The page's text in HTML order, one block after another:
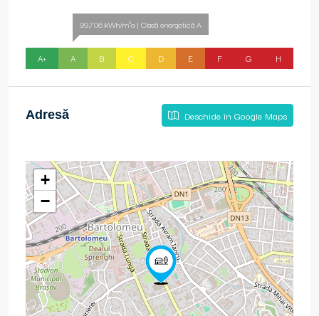
A+
99,706 kWh/m²a | Clasă energetică A
A B C D E F G H
Adresă Deschide în Google Maps
+
−